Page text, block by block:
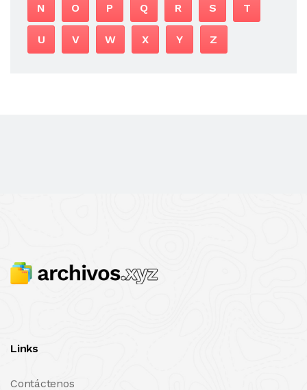
N O P Q R S T
U V W X Y Z
Links
Contáctenos